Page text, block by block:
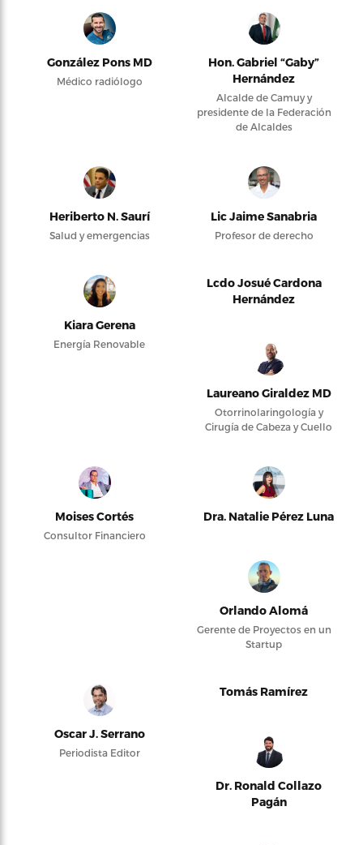
González Pons MD
Médico radiólogo
Hon. Gabriel “Gaby”
Hernández
Alcalde de Camuy y
presidente de la Federación
de Alcaldes
Heriberto N. Saurí
Salud y emergencias
Lic Jaime Sanabria
Profesor de derecho
Kiara Gerena
Energía Renovable
Lcdo Josué Cardona
Hernández
Laureano Giraldez MD
Otorrinolaringología y
Cirugía de Cabeza y Cuello
Moises Cortés
Consultor Financiero
Dra. Natalie Pérez Luna
Orlando Alomá
Gerente de Proyectos en un
Startup
Oscar J. Serrano
Periodista Editor
Tomás Ramírez
Dr. Ronald Collazo
Pagán